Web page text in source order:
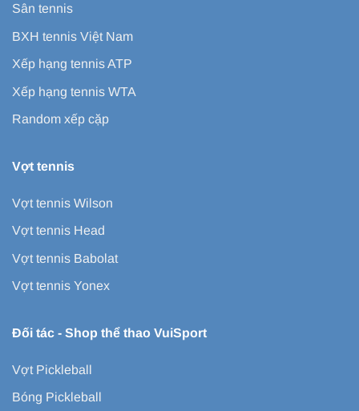
Sân tennis
BXH tennis Việt Nam
Xếp hạng tennis ATP
Xếp hạng tennis WTA
Random xếp cặp
Vợt tennis
Vợt tennis Wilson
Vợt tennis Head
Vợt tennis Babolat
Vợt tennis Yonex
Đối tác - Shop thể thao VuiSport
Vợt Pickleball
Bóng Pickleball